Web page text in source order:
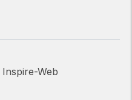
Inspire-Web